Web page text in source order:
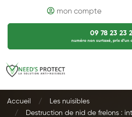
mon compte
09 78 23 23
numéro non surtaxé, prix d’un
Accueil
Les nuisibles
Destruction de nid de frelons :